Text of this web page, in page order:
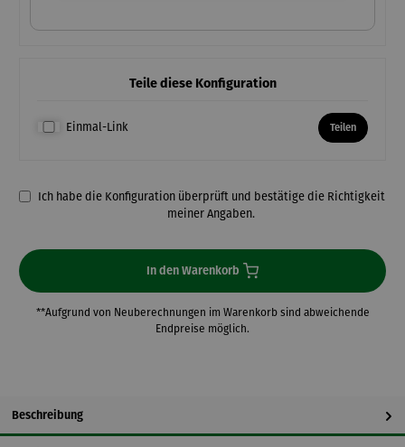
Teile diese Konfiguration
Einmal-Link Teilen
Ich habe die Konfiguration überprüft und bestätige die Richtigkeit
meiner Angaben.
In den Warenkorb
**Aufgrund von Neuberechnungen im Warenkorb sind abweichende
Endpreise möglich.
Beschreibung